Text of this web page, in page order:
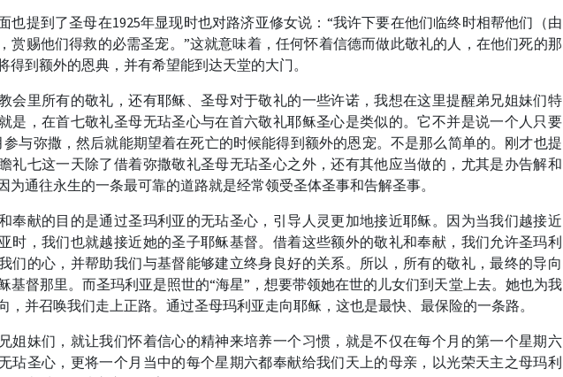
也提到了圣母在1925年显现时也对路济亚修女说：“我许下要在他们临终时相帮他们（由
赏赐他们得救的必需圣宠。”这就意味着，任何怀着信德而做此敬礼的人，在他们死的那
得到额外的恩典，并有希望能到达天堂的大门。
会里所有的敬礼，还有耶稣、圣母对于敬礼的一些许诺，我想在这里提醒弟兄姐妹们特
是，在首七敬礼圣母无玷圣心与在首六敬礼耶稣圣心是类似的。它不并是说一个人只要
参与弥撒，然后就能期望着在死亡的时候能得到额外的恩宠。不是那么简单的。刚才也提
礼七这一天除了借着弥撒敬礼圣母无玷圣心之外，还有其他应当做的，尤其是办告解和
为通往永生的一条最可靠的道路就是经常领受圣体圣事和告解圣事。
奉献的目的是通过圣玛利亚的无玷圣心，引导人灵更加地接近耶稣。因为当我们越接近
时，我们也就越接近她的圣子耶稣基督。借着这些额外的敬礼和奉献，我们允许圣玛利
们的心，并帮助我们与基督能够建立终身良好的关系。所以，所有的敬礼，最终的导向
基督那里。而圣玛利亚是照世的“海星”，想要带领她在世的儿女们到天堂上去。她也为我
，并召唤我们走上正路。通过圣母玛利亚走向耶稣，这也是最快、最保险的一条路。
姐妹们，就让我们怀着信心的精神来培养一个习惯，就是不仅在每个月的第一个星期六
玷圣心，更将一个月当中的每个星期六都奉献给我们天上的母亲，以光荣天主之母玛利